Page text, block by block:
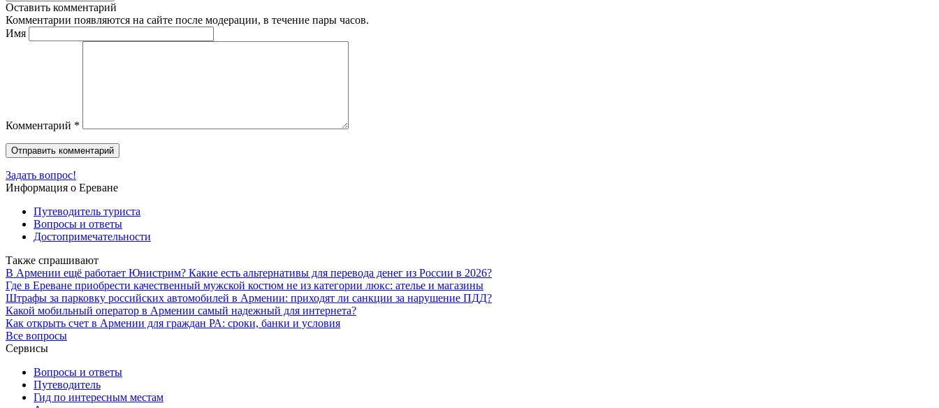
Оставить комментарий
Комментарии появляются на сайте после модерации, в течение пары часов.
Имя
Комментарий *
Задать вопрос!
Информация о Ереване
Путеводитель туриста
Вопросы и ответы
Достопримечательности
Также спрашивают
В Армении ещё работает Юнистрим? Какие есть альтернативы для перевода денег из России в 2026?
Где в Ереване приобрести качественный мужской костюм не из категории люкс: ателье и магазины
Штрафы за парковку российских автомобилей в Армении: приходят ли санкции за нарушение ПДД?
Какой мобильный оператор в Армении самый надежный для интернета?
Как открыть счет в Армении для граждан РА: сроки, банки и условия
Все вопросы
Сервисы
Вопросы и ответы
Путеводитель
Гид по интересным местам